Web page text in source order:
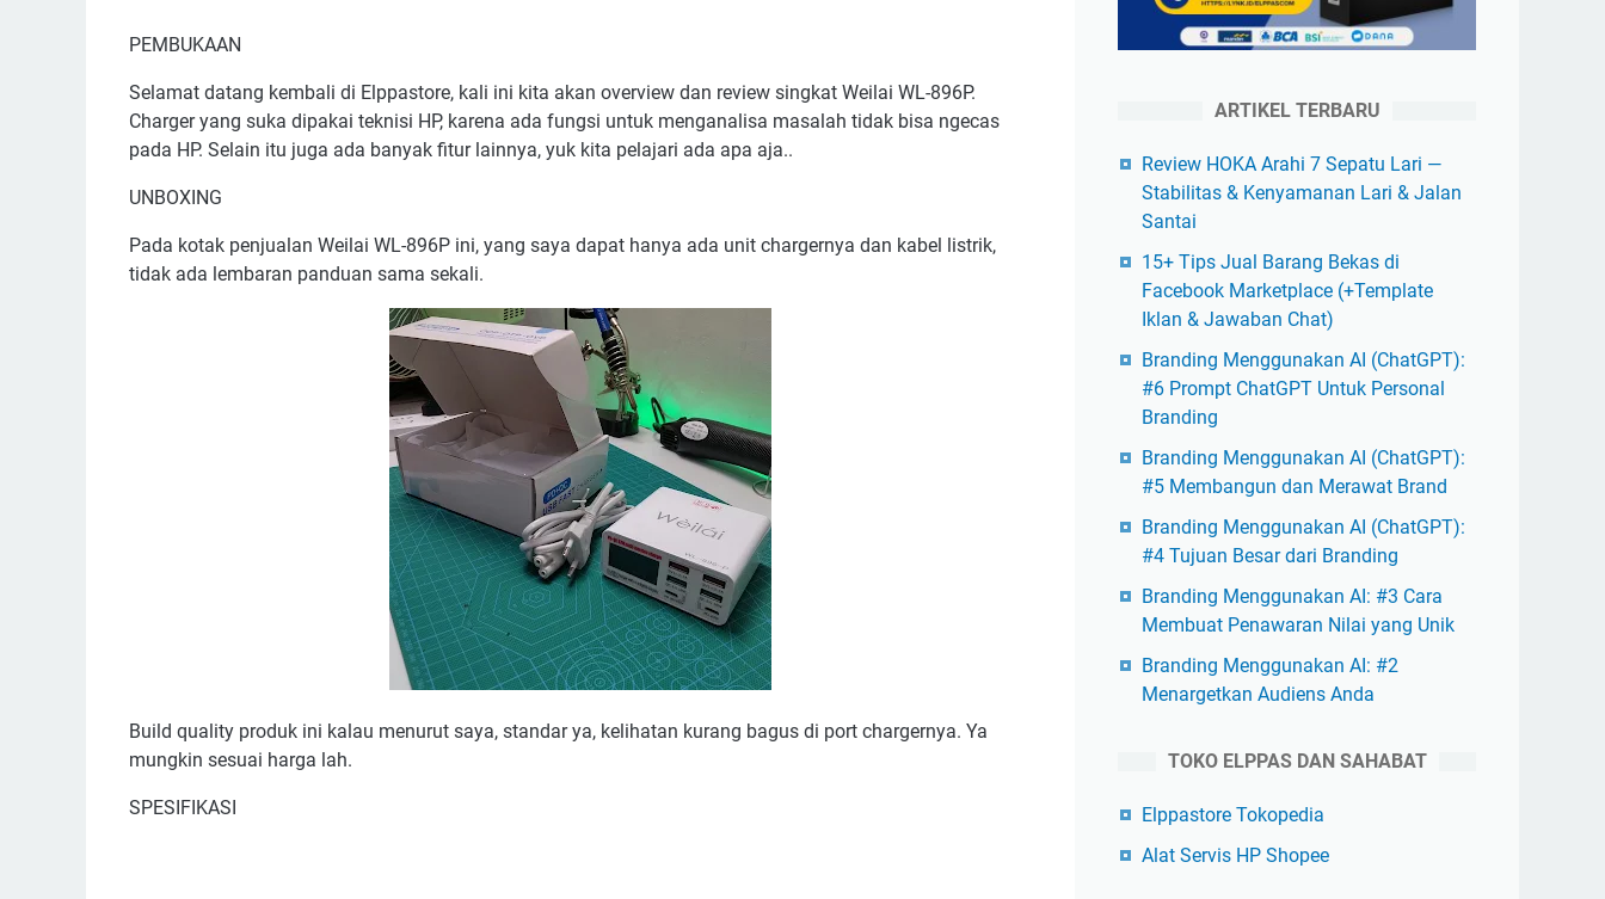
PEMBUKAAN
Selamat datang kembali di Elppastore, kali ini kita akan overview dan review singkat Weilai WL-896P.
Charger yang suka dipakai teknisi HP, karena ada fungsi untuk menganalisa masalah tidak bisa ngecas
pada HP. Selain itu juga ada banyak fitur lainnya, yuk kita pelajari ada apa aja..
UNBOXING
Pada kotak penjualan Weilai WL-896P ini, yang saya dapat hanya ada unit chargernya dan kabel listrik,
tidak ada lembaran panduan sama sekali.
Build quality produk ini kalau menurut saya, standar ya, kelihatan kurang bagus di port chargernya. Ya
mungkin sesuai harga lah.
SPESIFIKASI
ARTIKEL TERBARU
Review HOKA Arahi 7 Sepatu Lari —
Stabilitas & Kenyamanan Lari & Jalan
Santai
15+ Tips Jual Barang Bekas di
Facebook Marketplace (+Template
Iklan & Jawaban Chat)
Branding Menggunakan AI (ChatGPT):
#6 Prompt ChatGPT Untuk Personal
Branding
Branding Menggunakan AI (ChatGPT):
#5 Membangun dan Merawat Brand
Branding Menggunakan AI (ChatGPT):
#4 Tujuan Besar dari Branding
Branding Menggunakan AI: #3 Cara
Membuat Penawaran Nilai yang Unik
Branding Menggunakan AI: #2
Menargetkan Audiens Anda
TOKO ELPPAS DAN SAHABAT
Elppastore Tokopedia
Alat Servis HP Shopee